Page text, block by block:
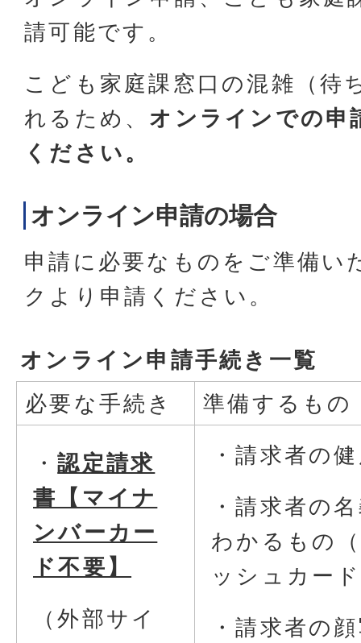
請可能です。
こども家庭課窓口の混雑（待
れるため、 オンラインでの申
ください。
オンライン申請の場合
申請に必要なものをご準備い
クより申請ください。
オンライン申請手続き一覧
必要な手続き
準備するもの
・認定請求
書【マイナ
ンバーカー
ド不要】
（外部サイ
・請求者の
・請求者の
わかるもの
ッシュカー
・請求者の